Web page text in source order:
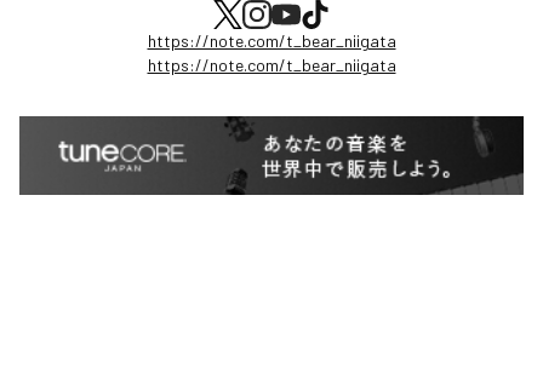
https://note.com/t_bear_niigata
https://note.com/t_bear_niigata